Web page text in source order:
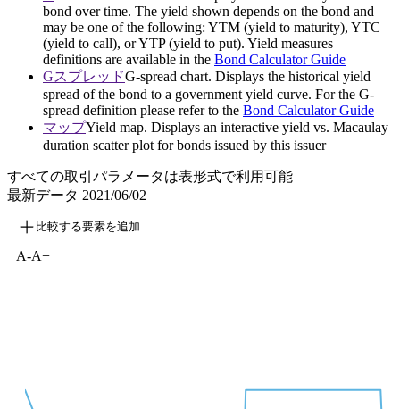
bond over time. The yield shown depends on the bond and
may be one of the following: YTM (yield to maturity), YTC
(yield to call), or YTP (yield to put). Yield measures
definitions are available in the Bond Calculator Guide
GスプレッドG-spread chart. Displays the historical yield
spread of the bond to a government yield curve. For the G-
spread definition please refer to the Bond Calculator Guide
マップYield map. Displays an interactive yield vs. Macaulay
duration scatter plot for bonds issued by this issuer
すべての取引パラメータは表形式で利用可能
最新データ 2021/06/02
比較する要素を追加